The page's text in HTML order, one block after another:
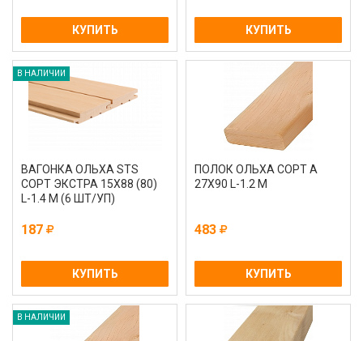
КУПИТЬ КУПИТЬ
В НАЛИЧИИ
ВАГОНКА ОЛЬХА STS
СОРТ ЭКСТРА 15Х88 (80)
L-1.4 М (6 ШТ/УП)
187
КУПИТЬ
ПОЛОК ОЛЬХА СОРТ А
27Х90 L-1.2 М
483
КУПИТЬ
В НАЛИЧИИ